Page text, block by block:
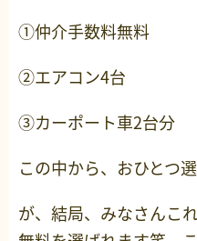
①仲介手数料無料
②エアコン4台
③カーポート車2台分
この中から、おひとつ
が、結局、みなさんこ